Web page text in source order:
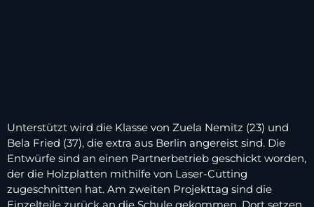
Unterstützt wird die Klasse von Zuela Nemitz (23) und
Bela Fried (37), die extra aus Berlin angereist sind. Die
Entwürfe sind an einen Partnerbetrieb geschickt worden,
der die Holzplatten mithilfe von Laser-Cutting
zugeschnitten hat. Am zweiten Projekttag sind die